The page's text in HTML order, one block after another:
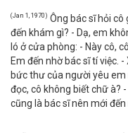
(Jan 1, 1970) Ông bác sĩ hỏi cô
đến khám gì? - Dạ, em
ló ở cửa phòng: - Này cô,
Em đến nhờ bác sĩ tí việc.
bức thư của người yêu
đọc, cô không biết chữ à?
cũng là bác sĩ nên mới đến